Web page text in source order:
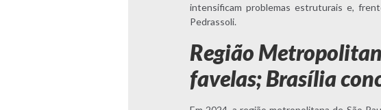
intensificam problemas estruturais e,
Pedrassoli.
Região
favelas; Brasília